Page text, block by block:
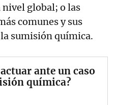
nivel global; o las
comunes y sus
sumisión química.
ante un caso
química?